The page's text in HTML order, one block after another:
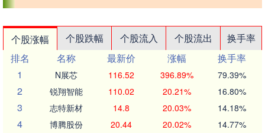
个股涨幅 个股跌幅 个股流入 个股流出
换手率
排名
名称 最新价 涨幅
换手率
1
N展芯 116.52 396.89% 79.39%
2 锐翔智能 110.02 20.21% 16.80%
3 志特新材 14.8 20.03% 14.18%
4 博腾股份 20.44 20.02% 14.77%